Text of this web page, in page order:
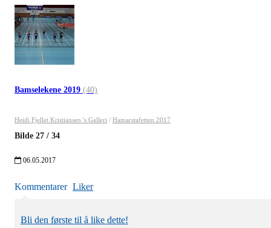
Bamselekene 2019 (40)
Heidi Fjellet Kristiansen 's Galleri / Hamarstafetten 2017
Bilde 27 / 34
06.05.2017
Kommentarer Liker
Bli den første til å like dette!